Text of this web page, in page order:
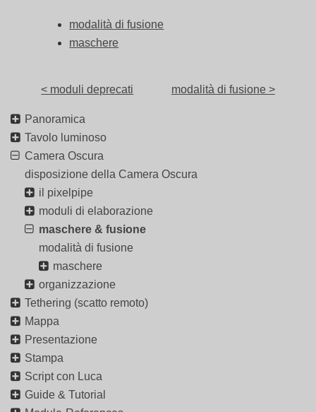
modalità di fusione
maschere
< moduli deprecati modalità di fusione >
Panoramica
Tavolo luminoso
Camera Oscura
disposizione della Camera Oscura
il pixelpipe
moduli di elaborazione
maschere & fusione
modalità di fusione
maschere
organizzazione
Tethering (scatto remoto)
Mappa
Presentazione
Stampa
Script con Luca
Guide & Tutorial